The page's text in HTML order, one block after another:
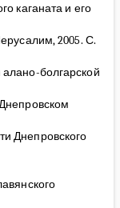
каганата и его
2005. С.
болгарской
Днепровского